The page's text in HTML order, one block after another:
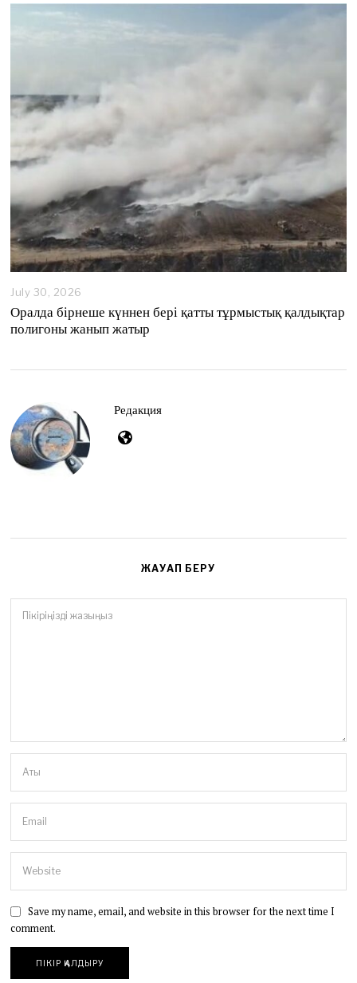
6
July 30, 2026
Оралда бірнеше күннен бері қатты тұрмыстық қалдықтар
полигоны жанып жатыр
Редакция
ЖАУАП БЕРУ
Save my name, email, and website in this browser for the next time I
comment.